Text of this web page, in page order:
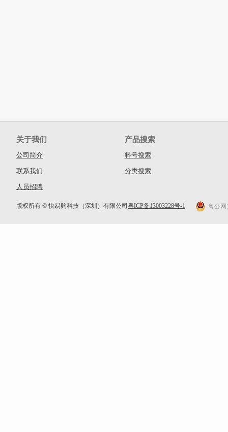
关于我们
公司简介
联系我们
人员招聘
产品搜索
料号搜索
分类搜索
版权所有 © 快易购科技（深圳）有限公司 粤ICP备13003228号-1 粤公网